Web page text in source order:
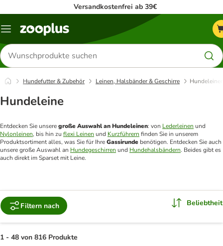
Versandkostenfrei ab 39€
Menü
Produkte
suchen
Hundefutter & Zubehör Leinen, Halsbänder & Geschirre
Hundeleine
Entdecken Sie unsere große Auswahl an Hundeleinen: von Lederleinen
Nylonleinen, bis hin zu flexi Leinen und Kurzführern finden Sie in unserem
Produktsortiment alles, was Sie für Ihre Gassirunde benötigen. Entdecken Sie auch
unsere große Auswahl an Hundegeschirren und Hundehalsbändern. Beides gibt es
auch direkt im Sparset mit Leine.
Filtern nach Beliebtheit
1 - 48 von 816 Produkte